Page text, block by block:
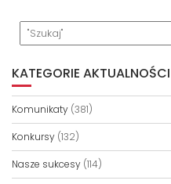
KATEGORIE AKTUALNOŚCI
Komunikaty (381)
Konkursy (132)
Nasze sukcesy (114)